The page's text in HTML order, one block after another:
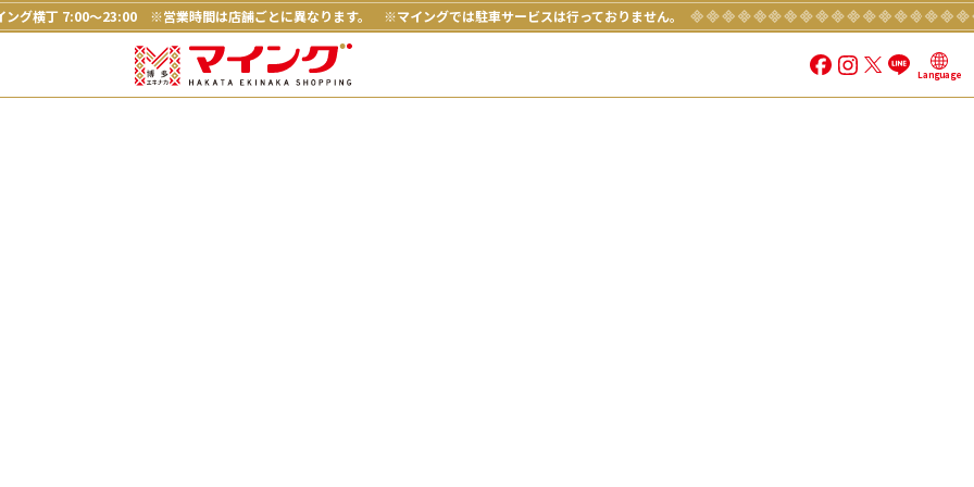
Language
ング横丁 7:00～23:00 ※営業時間は店舗ごとに異なります。 ※マイングでは駐車サービスは行っておりません。